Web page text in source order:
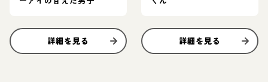
詳細を見る 詳細を見る